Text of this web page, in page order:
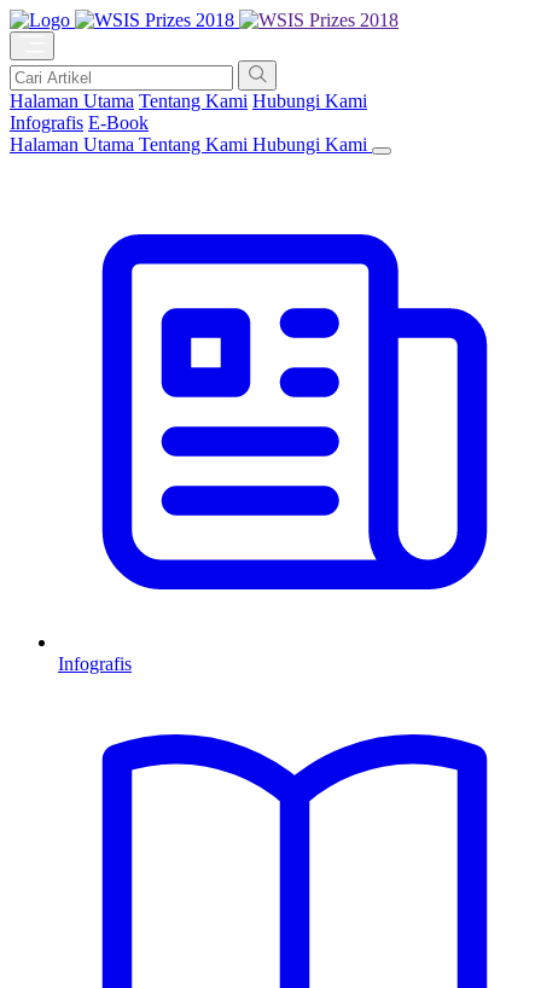
Halaman Utama Tentang Kami Hubungi Kami
Infografis E-Book
Halaman Utama Tentang Kami Hubungi Kami
Infografis